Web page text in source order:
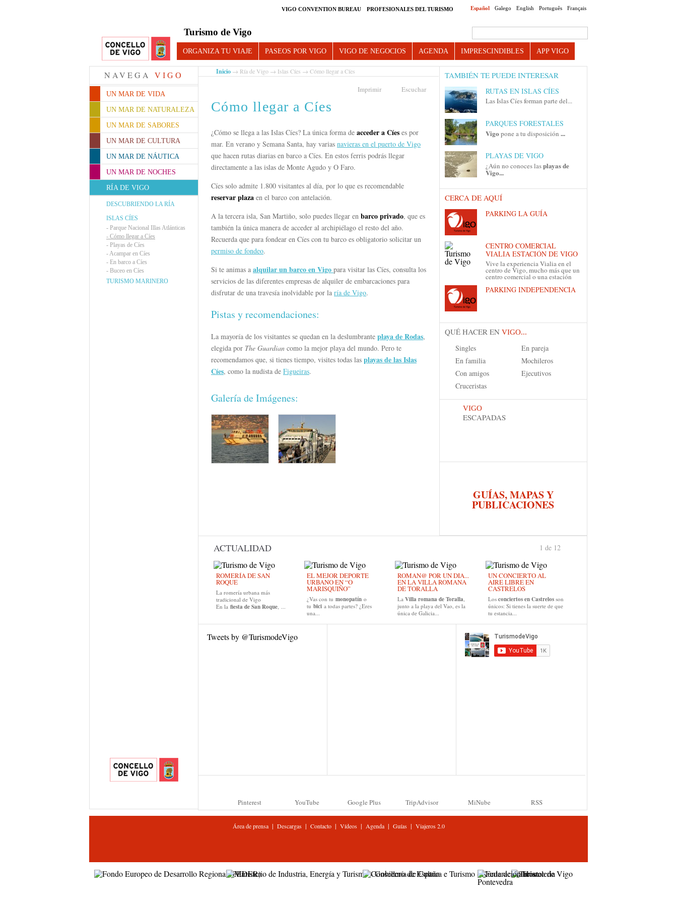
Español Galego English Português Français
VIGO CONVENTION BUREAU PROFESIONALES DEL TURISMO
Turismo de Vigo
ORGANIZA TU VIAJE PASEOS POR VIGO VIGO DE NEGOCIOS AGENDA IMPRESCINDIBLES APP VIGO
NAVEGA VIGO
UN MAR DE VIDA
UN MAR DE NATURALEZA
UN MAR DE SABORES
UN MAR DE CULTURA
UN MAR DE NÁUTICA
UN MAR DE NOCHES
RÍA DE VIGO
DESCUBRIENDO LA RÍA
ISLAS CÍES
- Parque Nacional Illas Atlánticas
- Cómo llegar a Cíes
- Playas de Cíes
-Acampar en Cíes
- En barco a Cíes
- Buceo en Cíes
TURISMO MARINERO
Inicio → Ría de Vigo → Islas Cíes → Cómo llegar a Cíes
Imprimir Escuchar
Cómo llegar a Cíes
¿Cómo se llega a las Islas Cíes? La única forma de acceder a Cíes es por
mar. En verano y Semana Santa, hay varias navieras en el puerto de Vigo
que hacen rutas diarias en barco a Cíes. En estos ferris podrás llegar
directamente a las islas de Monte Agudo y O Faro.
Cíes solo admite 1.800 visitantes al día, por lo que es recomendable
reservar plaza en el barco con antelación.
A la tercera isla, San Martiño, solo puedes llegar en barco privado, que es
también la única manera de acceder al archipiélago el resto del año.
Recuerda que para fondear en Cíes con tu barco es obligatorio solicitar un
permiso de fondeo.
Si te animas a alquilar un barco en Vigo para visitar las Cíes, consulta los
servicios de las diferentes empresas de alquiler de embarcaciones para
disfrutar de una travesía inolvidable por la ría de Vigo.
Pistas y recomendaciones:
La mayoría de los visitantes se quedan en la deslumbrante playa de Rodas,
elegida por The Guardian como la mejor playa del mundo. Pero te
recomendamos que, si tienes tiempo, visites todas las playas de las Islas
Cíes, como la nudista de Figueiras.
Galería de Imágenes:
TAMBIÉN TE PUEDE INTERESAR
RUTAS EN ISLAS CÍES
Las Islas Cíes forman parte del...
PARQUES FORESTALES
Vigo pone a tu disposición ...
PLAYAS DE VIGO
¿Aún no conoces lasplayas de
Vigo...
CERCA DE AQUÍ
PARKING LA GUÍA
CENTRO COMERCIAL
VIALIA ESTACIÓN DE VIGO
Vive la experiencia Vialia en el
centro de Vigo, mucho más que un
centro comercial o una estación
PARKING INDEPENDENCIA
QUÉ HACER EN VIGO...
Singles
En pareja
En familia
Mochileros
Con amigos
Ejecutivos
Cruceristas
VIGO
ESCAPADAS
GUÍAS, MAPAS Y
PUBLICACIONES
ACTUALIDAD
ROMERÍA DE SAN
ROQUE
La romería urbana más
tradicional de Vigo
En la fiesta de San Roque, ...
EL MEJOR DEPORTE
URBANO EN “O
MARISQUIÑO”
¿Vas con tu monopatín o
tu bici a todas partes? ¿Eres
una...
ROMAN@ POR UN DIA...
EN LA VILLA ROMANA
DE TORALLA
La Villa romana de Toralla,
junto a la playa del Vao, es la
única de Galicia...
UN CONCIERTO AL
AIRE LIBRE EN
CASTRELOS
Los conciertos en Castrelos son
únicos: Si tienes la suerte de que
tu estancia...
1 de 12
Tweets by @TurismodeVigo
Pinterest YouTube Google Plus TripAdvisor MiNube RSS
Área de prensa| Descargas| Contacto| Vídeos| Agenda| Guías| Viajeros 2.0